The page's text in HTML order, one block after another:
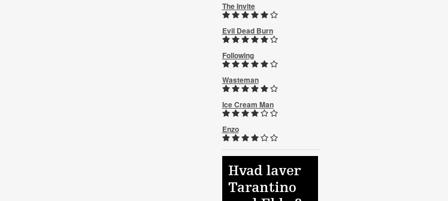
The Invite
Evil Dead Burn
Following
Wasteman
Ice Cream Man
Enzo